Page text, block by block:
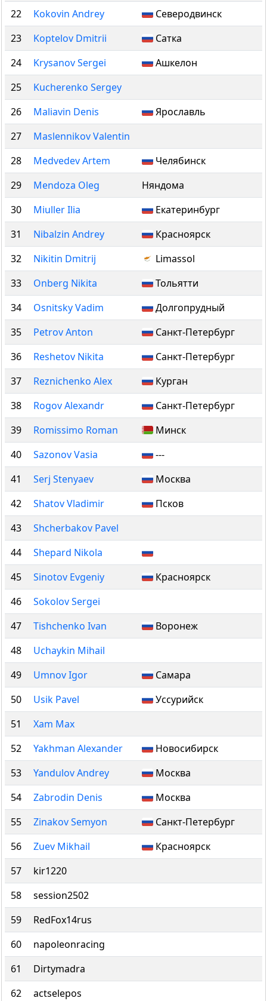
22 Kokovin Andrey
Северодвинск
23
Koptelov Dmitrii
Сатка
24
Krysanov Sergei
Ашкелон
25
Kucherenko Sergey
26
Maliavin Denis
Ярославль
27
Maslennikov Valentin
28
Medvedev Artem
Челябинск
29
Mendoza Oleg
Няндома
30
Miuller Ilia
Екатеринбург
31
Nibalzin Andrey
Красноярск
32
Nikitin Dmitrij
Limassol
33
Onberg Nikita
Тольятти
34
Osnitsky Vadim
Долгопрудный
35
Petrov Anton
Санкт-Петербург
36
Reshetov Nikita
Санкт-Петербург
37
Reznichenko Alex
Курган
38
Rogov Alexandr
Санкт-Петербург
39
Romissimo Roman
Минск
40
Sazonov Vasia
---
41
Serj Stenyaev
Москва
42
Shatov Vladimir
Псков
43
Shcherbakov Pavel
44
Shepard Nikola
45
Sinotov Evgeniy
Красноярск
46
Sokolov Sergei
47
Tishchenko Ivan
Воронеж
48
Uchaykin Mihail
49
Umnov Igor
Самара
50
Usik Pavel
Уссурийск
51
Xam Max
52
Yakhman Alexander
Новосибирск
53
Yandulov Andrey
Москва
54
Zabrodin Denis
Москва
55
Zinakov Semyon
Санкт-Петербург
56
Zuev Mikhail
Красноярск
57
kir1220
58
session2502
59
RedFox14rus
60
napoleonracing
61
Dirtymadra
62
actselepos